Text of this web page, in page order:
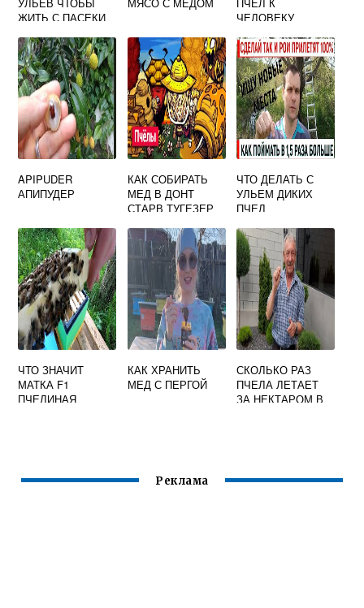
УЛЬЕВ ЧТОБЫ
ЖИТЬ С ПАСЕКИ
МЯСО С МЕДОМ
ПЧЕЛ К
ЧЕЛОВЕКУ
APIPUDER
АПИПУДЕР
КАК СОБИРАТЬ
МЕД В ДОНТ
СТАРВ ТУГЕЗЕР
ЧТО ДЕЛАТЬ С
УЛЬЕМ ДИКИХ
ПЧЕЛ
ЧТО ЗНАЧИТ
МАТКА F1
ПЧЕЛИНАЯ
КАК ХРАНИТЬ
МЕД С ПЕРГОЙ
СКОЛЬКО РАЗ
ПЧЕЛА ЛЕТАЕТ
ЗА НЕКТАРОМ В
Реклама